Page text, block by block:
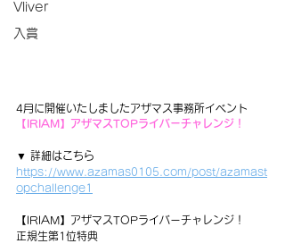
Vliver
入賞
4月に開催いたしましたアザマス事務所イベント
【IRIAM】アザマスTOPライバーチャレンジ！
▼ 詳細はこちら
https://www.azamas0105.com/post/azamast
opchallenge1
【IRIAM】アザマスTOPライバーチャレンジ！
正規生第1位特典